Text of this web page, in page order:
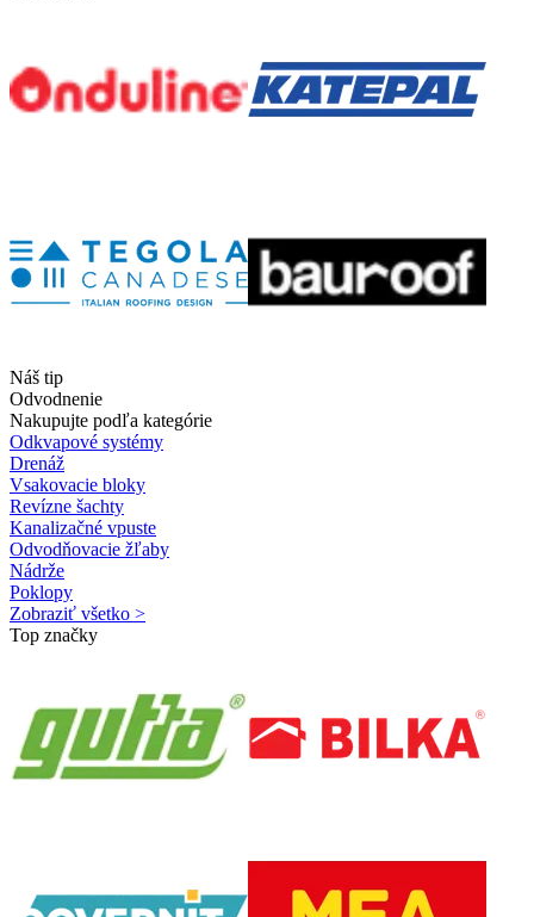
Náš tip
Odvodnenie
Nakupujte podľa kategórie
Odkvapové systémy
Drenáž
Vsakovacie bloky
Revízne šachty
Kanalizačné vpuste
Odvodňovacie žľaby
Nádrže
Poklopy
Zobraziť všetko >
Top značky